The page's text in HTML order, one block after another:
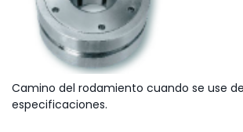
Camino del rodamiento cuando se use
especificaciones.